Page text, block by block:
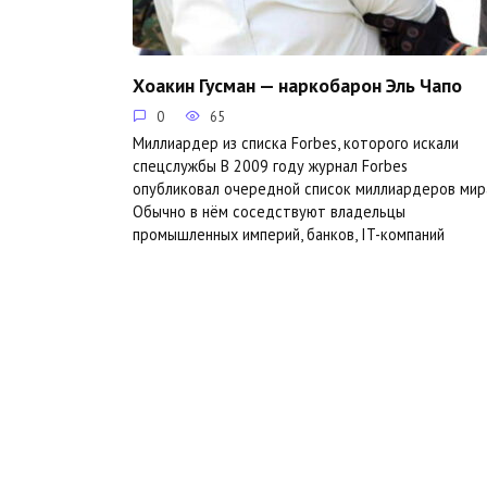
Хоакин Гусман — наркобарон Эль Чапо
0 65
Миллиардер из списка Forbes, которого искали
спецслужбы В 2009 году журнал Forbes
опубликовал очередной список миллиардеров
Обычно в нём соседствуют владельцы
промышленных империй, банков, IT-компаний